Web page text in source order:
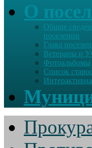
О
Общие
поселении
Глава
Ветераны и
Фотоальбомы
Список